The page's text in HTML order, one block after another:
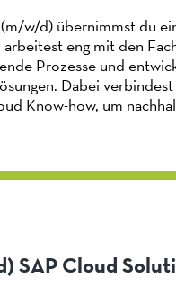
w/d) übernimmst du
eng mit den
Prozesse und
Dabei verbindest
Know-how, um
SAP Cloud